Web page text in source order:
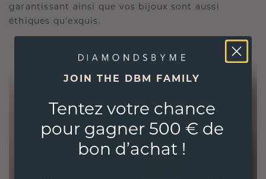
garantissant ainsi que vos bijoux sont aussi
éthiques qu'exquis.
JOIN THE DBM FAMILY
Tentez votre chance
pour gagner 500 € de
bon d’achat !